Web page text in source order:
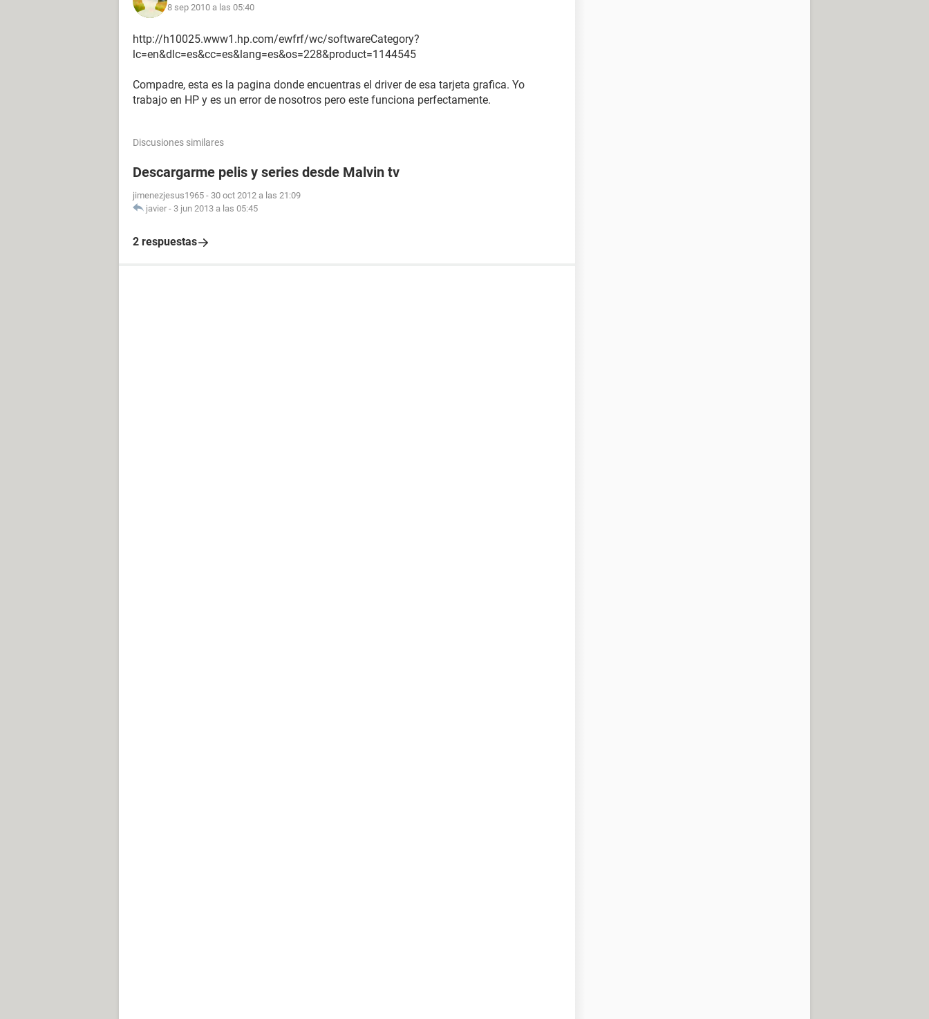
8 sep 2010 a las 05:40
http://h10025.www1.hp.com/ewfrf/wc/softwareCategory?
lc=en&dlc=es&cc=es&lang=es&os=228&product=1144545
Compadre, esta es la pagina donde encuentras el driver de esa tarjeta grafica. Yo
trabajo en HP y es un error de nosotros pero este funciona perfectamente.
Discusiones similares
Descargarme pelis y series desde Malvin tv
jimenezjesus1965 - 30 oct 2012 a las 21:09
javier - 3 jun 2013 a las 05:45
2 respuestas